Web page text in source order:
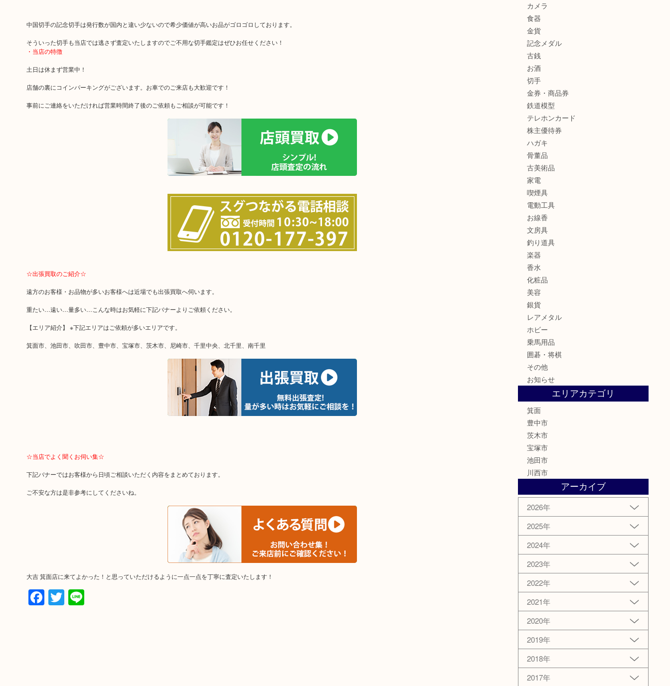
中国切手の記念切手は発行数が国内と違い少ないので希少価値が高いお品がゴロゴロしております。
そういった切手も当店では逃さず査定いたしますのでご不用な切手鑑定はぜひお任せください！
・当店の特徴
土日は休まず営業中！
店舗の裏にコインパーキングがございます。お車でのご来店も大歓迎です！
事前にご連絡をいただければ営業時間終了後のご依頼もご相談が可能です！
☆出張買取のご紹介☆
遠方のお客様・お品物が多いお客様へは近場でも出張買取へ伺います。
重たい…遠い…量多い…こんな時はお気軽に下記バナーよりご依頼ください。
【エリア紹介】 ※下記エリアはご依頼が多いエリアです。
箕面市、池田市、吹田市、豊中市、宝塚市、茨木市、尼崎市、千里中央、北千里、南千里
☆当店でよく聞くお伺い集☆
下記バナーではお客様から日頃ご相談いただく内容をまとめております。
ご不安な方は是非参考にしてくださいね。
大吉 箕面店に来てよかった！と思っていただけるように一点一点を丁寧に査定いたします！
Facebook
Twitter
Line
カメラ
食器
金貨
記念メダル
古銭
お酒
切手
金券・商品券
鉄道模型
テレホンカード
株主優待券
ハガキ
骨董品
古美術品
家電
喫煙具
電動工具
お線香
文房具
釣り道具
楽器
香水
化粧品
美容
銀貨
レアメタル
ホビー
乗馬用品
囲碁・将棋
その他
お知らせ
エリアカテゴリ
箕面
豊中市
茨木市
宝塚市
池田市
川西市
アーカイブ
2026年
2025年
2024年
2023年
2022年
2021年
2020年
2019年
2018年
2017年